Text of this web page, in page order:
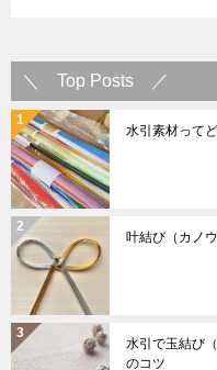
＼ Top Posts ／
水引素材って
叶結び（カノウ
水引で玉結び
のコツ